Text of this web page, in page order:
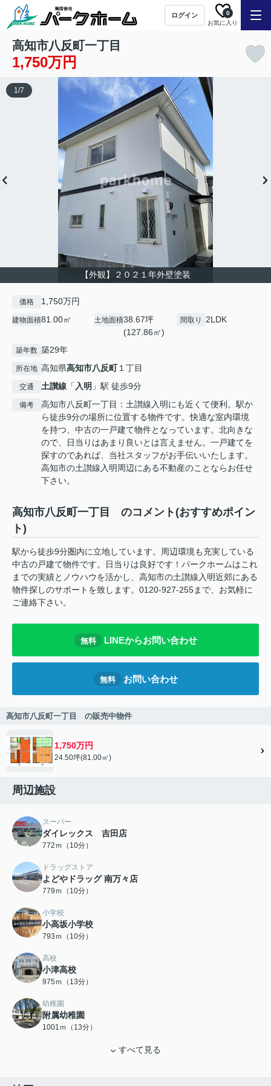
ログイン
お気に入り
0
高知市八反町一丁目
1,750万円
【外観】２０２１年外壁塗装
1/7
価格 1,750万円
建物面積81.00㎡ 土地面積38.67坪
(127.86㎡)
間取り 2LDK
築年数 築29年
所在地 高知県高知市八反町１丁目
交通 土讃線 「入明 」駅 徒歩9分
備考
高知市八反町一丁目：土讃線入明にも近くて便利。駅か
ら徒歩9分の場所に位置する物件です。快適な室内環境
を持つ、中古の一戸建て物件となっています。北向きな
ので、日当りはあまり良いとは言えません。一戸建てを
探すのであれば、当社スタッフがお手伝いいたします。
高知市の土讃線入明周辺にある不動産のことならお任せ
下さい。
高知市八反町一丁目 のコメント(おすすめポイン
ト)
駅から徒歩9分圏内に立地しています。周辺環境も充実している
中古の戸建て物件です。日当りは良好です！パークホームはこれ
までの実績とノウハウを活かし、高知市の土讃線入明近郊にある
物件探しのサポートを致します。0120-927-255まで、お気軽に
ご連絡下さい。
無料 LINEからお問い合わせ
無料 お問い合わせ
高知市八反町一丁目 の販売中物件
1,750万円
24.50坪(81.00㎡)
周辺施設
スーパー
ダイレックス 吉田店
772ｍ（10分）
ドラッグストア
よどやドラッグ 南万々店
779ｍ（10分）
小学校
小高坂小学校
793ｍ（10分）
高校
小津高校
975ｍ（13分）
幼稚園
附属幼稚園
1001ｍ（13分）
すべて見る